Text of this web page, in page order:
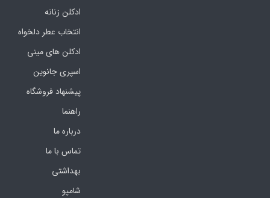
ادکلن زنانه
انتخاب عطر دلخواه
ادکلن های مینی
اسپری جانوین
پیشنهاد فروشگاه
راهنما
درباره ما
تماس با ما
بهداشتی
شامپو